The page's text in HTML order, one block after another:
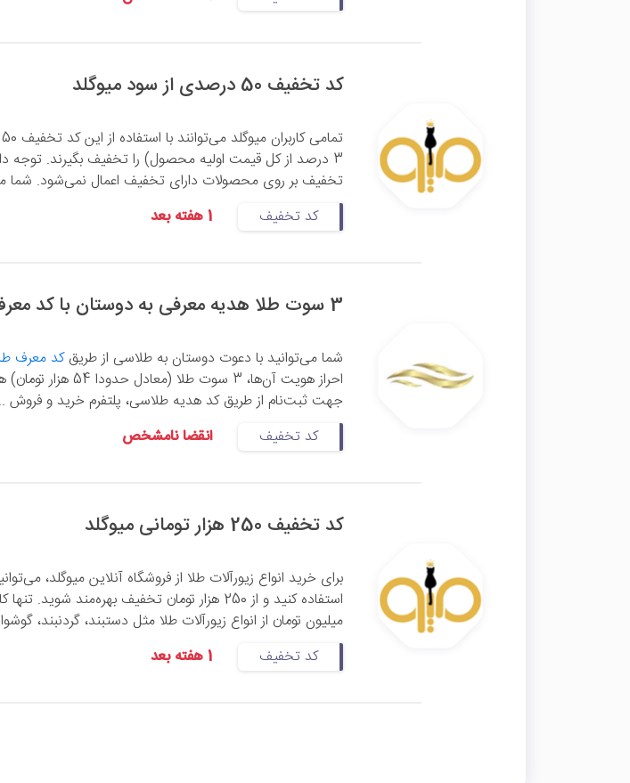
کد تخفیف 50 درصدی از سود میوگلد
3 درصد از کل قیمت اولیه محصول) را تخفیف بگیرند. توجه
تخفیف بر روی محصولات دارای تخفیف اعمال نمی‌شود. شما
کد تخفیف
1 هفته بعد
3 سوت طلا هدیه معرفی به دوستان با کد معرف طلاسی
شما می‌توانید با دعوت دوستان به طلاسی از طریقکد معرف
احراز هویت آن‌ها، 3 سوت طلا
جهت ثبت‌نام از طریق کد هدیه طلاسی، پلتفرم خرید و فروش
کد تخفیف
انقضا نامشخص
کد تخفیف 250 هزار تومانی میوگلد
برای خرید انواع زیورآلات طلا از فروشگاه آنلاین میوگلد،
میلیون تومان از انواع زیورآلات طلا مثل دستبند، گردنبند،
کد تخفیف
1 هفته بعد